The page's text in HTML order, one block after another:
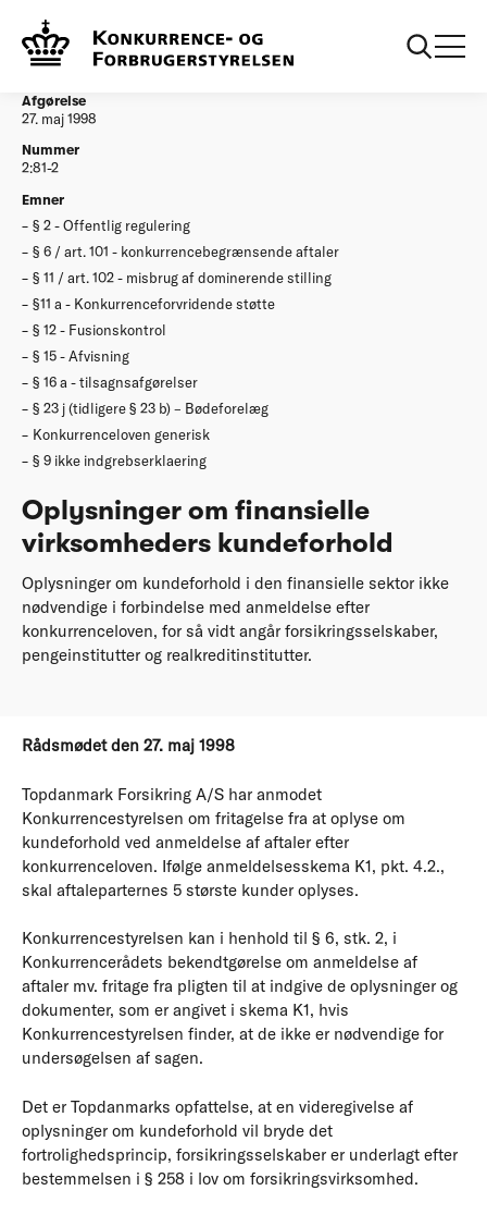
Afgørelser
kundeforhold
Afgørelse
27. maj 1998
Nummer
2:81-2
Emner
§ 2 - Offentlig regulering
§ 6 / art. 101 - konkurrencebegrænsende aftaler
§ 11 / art. 102 - misbrug af dominerende stilling
§11 a - Konkurrenceforvridende støtte
§ 12 - Fusionskontrol
§ 15 - Afvisning
§ 16 a - tilsagnsafgørelser
§ 23 j (tidligere § 23 b) – Bødeforelæg
Konkurrenceloven generisk
§ 9 ikke indgrebserklaering
Oplysninger om finansielle
virksomheders kundeforhold
Oplysninger om kundeforhold i den finansielle sektor ikke
nødvendige i forbindelse med anmeldelse efter
konkurrenceloven, for så vidt angår forsikringsselskaber,
pengeinstitutter og realkreditinstitutter.
Rådsmødet den 27. maj 1998
Topdanmark Forsikring A/S har anmodet
Konkurrencestyrelsen om fritagelse fra at oplyse om
kundeforhold ved anmeldelse af aftaler efter
konkurrenceloven. Ifølge anmeldelsesskema K1, pkt. 4.2.,
skal aftaleparternes 5 største kunder oplyses.
Konkurrencestyrelsen kan i henhold til § 6, stk. 2, i
Konkurrencerådets bekendtgørelse om anmeldelse af
aftaler mv. fritage fra pligten til at indgive de oplysninger og
dokumenter, som er angivet i skema K1, hvis
Konkurrencestyrelsen finder, at de ikke er nødvendige for
undersøgelsen af sagen.
Det er Topdanmarks opfattelse, at en videregivelse af
oplysninger om kundeforhold vil bryde det
fortrolighedsprincip, forsikringsselskaber er underlagt efter
bestemmelsen i § 258 i lov om forsikringsvirksomhed.